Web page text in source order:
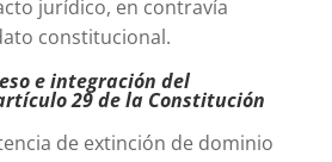
jurídico, en contravía
constitucional.
e integración del
29 de la Constitución
de extinción de dominio